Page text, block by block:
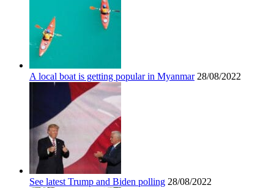
A local boat is getting popular in Myanmar 28/08/2022
See latest Trump and Biden polling 28/08/2022